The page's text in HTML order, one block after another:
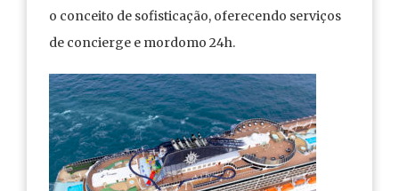
o conceito de sofisticação, oferecendo serviços
de concierge e mordomo 24h.